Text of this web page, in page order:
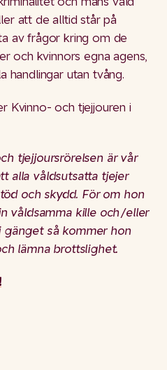
att de alltid står på
av frågor kring om de
och kvinnors egna agens,
handlingar utan tvång.
Kvinno- och tjejjouren i
tjejjoursrörelsen är vår
alla våldsutsatta tjejer
och skydd. För om hon
våldsamma kille och/eller
gänget så kommer hon
lämna brottslighet.